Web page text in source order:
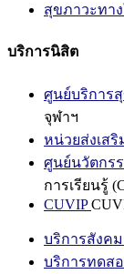
สุขภาวะทา
บริการนิสิต
ศูนย์บริการ
จุฬาฯ
หน่วยส่งเส
ศูนย์นวัตกรร
การเรียนรู้
CUVIP
บริการสังคม
บริการทดส